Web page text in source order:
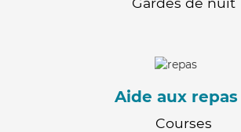
Aide aux repas
Courses